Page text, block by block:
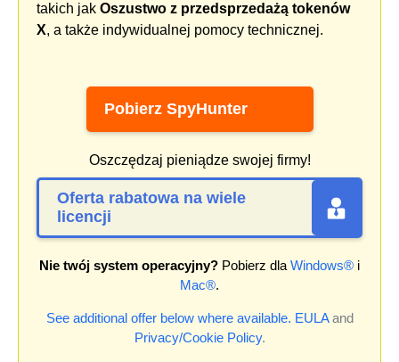
takich jak Oszustwo z przedsprzedażą tokenów
X, a także indywidualnej pomocy technicznej.
Pobierz SpyHunter
Oszczędzaj pieniądze swojej firmy!
Oferta rabatowa na wiele
licencji
Nie twój system operacyjny? Pobierz dla Windows® i
Mac®.
See additional offer below where available. EULAand
Privacy/Cookie Policy.